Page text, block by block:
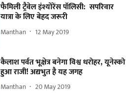
फैमिली ट्रैवेल इंश्योरेंस पॉलिसी: सपरिवार
यात्रा के लिए बेहद जरूरी
Manthan 12 May 2019
कैलाश पर्वत भूक्षेत्र बनेगा विश्व धरोहर, यूनेस्को
हुआ राजी! अद्यभुत है यह जगह
Manthan 20 May 2019